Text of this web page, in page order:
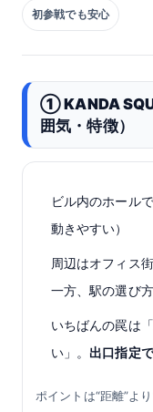
初参戦でも安心
① KANDA
囲気・特徴）
ビル内のホールで
動きやすい）
周辺はオフィス
一方、駅の選び
いちばんの罠は
い」。 出口指定
ポイントは“距離”より